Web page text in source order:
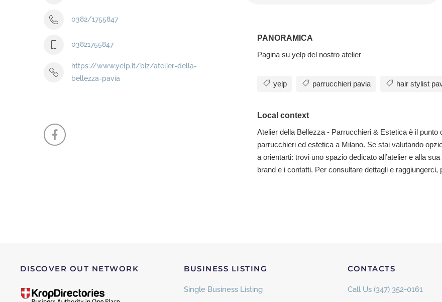
0382/1755847
03821755847
https://www.yelp.it/biz/atelier-della-
bellezza-pavia
PANORAMICA
Pagina su yelp del nostro atelier
yelp parrucchieri pavia hair stylist
Local context
Atelier della Bellezza - Parrucchieri & Estetica è il
parrucchieri ed estetica a Milano. Se stai valutando
a orientarti: trovi uno spazio dedicato all’atelier e alla
brand e i contatti. Per consultare dettagli e
DISCOVER OUT NETWORK BUSINESS LISTING
Single Business Listing
CONTACTS
Call Us (347) 352-0161